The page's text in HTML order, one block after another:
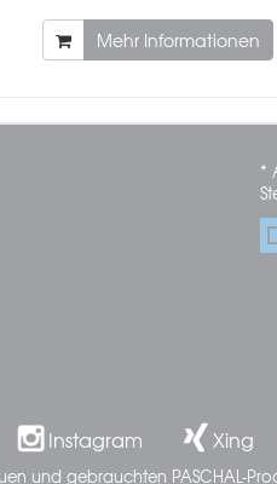
Mehr Informationen
*
Instagram Xing
und gebrauchten PASCHAL-